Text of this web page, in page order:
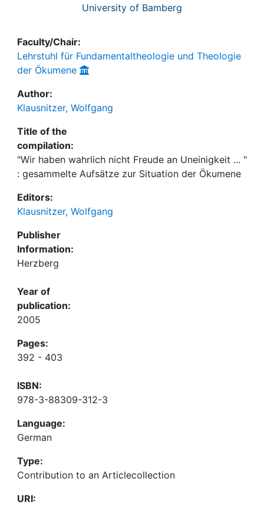
University of Bamberg
Faculty/Chair:
Lehrstuhl für Fundamentaltheologie und Theologie
der Ökumene
Author:
Klausnitzer, Wolfgang
Title of the
compilation:
"Wir haben wahrlich nicht Freude an Uneinigkeit ... "
: gesammelte Aufsätze zur Situation der Ökumene
Editors:
Klausnitzer, Wolfgang
Publisher
Information:
Herzberg
Year of
publication:
2005
Pages:
392 - 403
ISBN:
978-3-88309-312-3
Language:
German
Type:
Contribution to an Articlecollection
URI: